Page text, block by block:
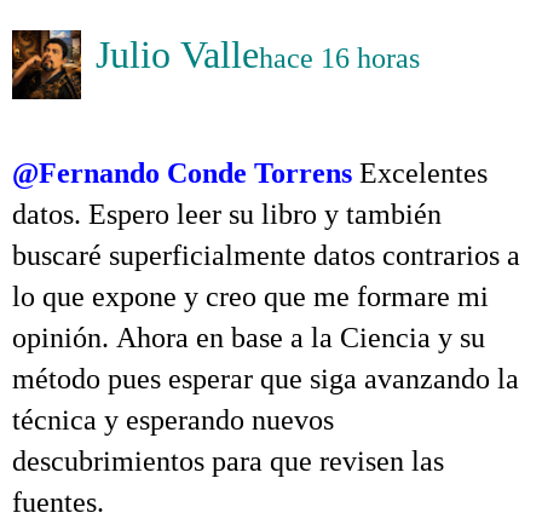
Julio Vallehace 16 horas
@Fernando Conde Torrens Excelentes
datos. Espero leer su libro y también
buscaré superficialmente datos contrarios a
lo que expone y creo que me formare mi
opinión. Ahora en base a la Ciencia y su
método pues esperar que siga avanzando la
técnica y esperando nuevos
descubrimientos para que revisen las
fuentes.